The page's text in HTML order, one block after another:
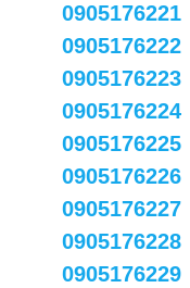
0905176221
0905176222
0905176223
0905176224
0905176225
0905176226
0905176227
0905176228
0905176229